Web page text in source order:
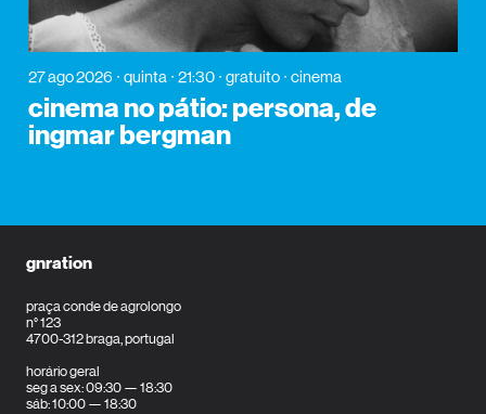
27 ago 2026 quinta 21:30 gratuito cinema
cinema no pátio: persona, de
ingmar bergman
gnration
praça conde de agrolongo
n° 123
4700-312 braga, portugal
horário geral
seg a sex: 09:30 — 18:30
sáb: 10:00 — 18:30